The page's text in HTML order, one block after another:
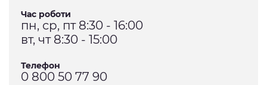
Час роботи
пн, ср, пт 8:30 - 16:00
вт, чт 8:30 - 15:00
Телефон
0 800 50 77 90